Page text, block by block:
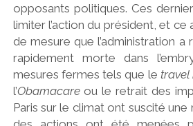
opposants politiques. Ces
limiter l’action du président, et ce
de mesure que l’administration a
rapidement morte dans
mesures fermes tels que le travel
l’Obamacareou le retrait des
Paris sur le climat ont suscité